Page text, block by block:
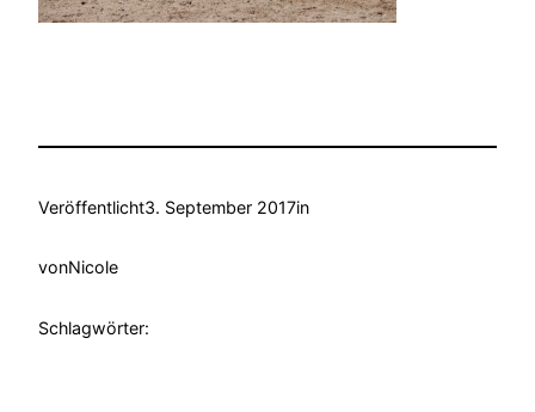
Veröffentlicht3. September 2017in
vonNicole
Schlagwörter: